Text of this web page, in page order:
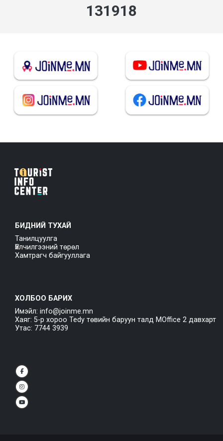
141341
БИДНИЙ ТУХАЙ
Танилцуулга
Үйлчилгээний төрөл
Хамтрагч байгууллага
ХОЛБОО БАРИХ
Имэйл: info@joinme.mn
Хаяг: 5-р хороо Tedy төвийн баруун талд MOffice 2 давхарт
Утас: 7744 3939